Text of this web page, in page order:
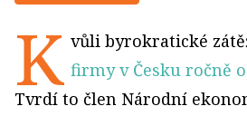
K vůli byrokratické
firmy v Česku ročně
Tvrdí to člen Národní